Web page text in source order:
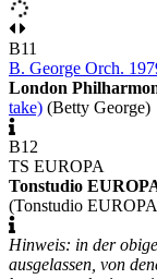
B11
B. George Orch.
London
take) (Betty George)
B12
TS EUROPA
Tonstudio
(Tonstudio
Hinweis: in der
ausgelassen, von